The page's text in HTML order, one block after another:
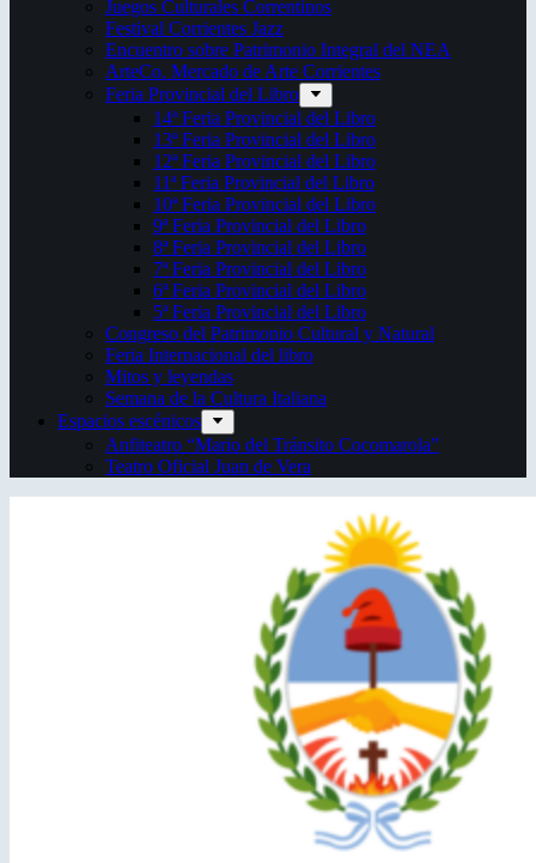
Juegos Culturales Correntinos
Festival Corrientes Jazz
Encuentro sobre Patrimonio Integral del NEA
ArteCo. Mercado de Arte Corrientes
Feria Provincial del Libro
14ª Feria Provincial del Libro
13ª Feria Provincial del Libro
12ª Feria Provincial del Libro
11ª Feria Provincial del Libro
10ª Feria Provincial del Libro
9ª Feria Provincial del Libro
8ª Feria Provincial del Libro
7ª Feria Provincial del Libro
6ª Feria Provincial del Libro
5ª Feria Provincial del Libro
Congreso del Patrimonio Cultural y Natural
Feria Internacional del libro
Mitos y leyendas
Semana de la Cultura Italiana
Espacios escénicos
Anfiteatro “Mario del Tránsito Cocomarola”
Teatro Oficial Juan de Vera